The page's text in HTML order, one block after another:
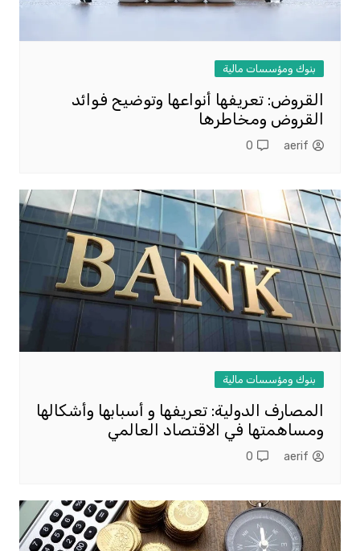
بنوك ومؤسسات مالية
القروض: تعريفها أنواعها وتوضيح فوائد
القروض ومخاطرها
aerif
0
بنوك ومؤسسات مالية
المصارف الدولية: تعريفها و أسبابها وأشكالها
ومساهمتها في الاقتصاد العالمي
aerif
0